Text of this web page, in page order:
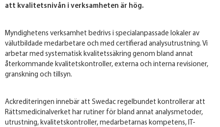
att kvalitetsnivån i verksamheten är hög.
Myndighetens verksamhet bedrivs i specialanpassade lokaler av
välutbildade medarbetare och med certifierad analysutrustning. Vi
arbetar med systematisk kvalitetssäkring genom bland annat
återkommande kvalitetskontroller, externa och interna revisioner,
granskning och tillsyn.
Ackrediteringen innebär att Swedac regelbundet kontrollerar att
Rättsmedicinalverket har rutiner för bland annat analysmetoder,
utrustning, kvalitetskontroller, medarbetarnas kompetens, IT-